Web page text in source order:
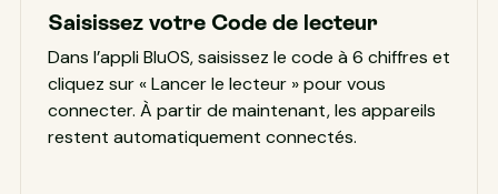
Saisissez votre Code de lecteur
Dans l’appli BluOS, saisissez le code à 6 chiffres et
cliquez sur « Lancer le lecteur » pour vous
connecter. À partir de maintenant, les appareils
restent automatiquement connectés.